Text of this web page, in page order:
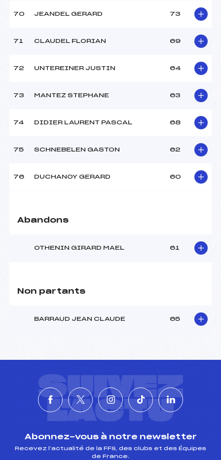
70 JEANDEL GERARD 73
71 CLAUDEL FLORIAN 69
72 UNTEREINER JUSTIN 64
73 MANTEZ STEPHANE 63
74 DIDIER LAURENT PASCAL 68
75 SCHNEBELEN GASTON 62
76 DUCHANOY GERARD 60
Abandons
OTHENIN GIRARD MAEL 61
Non partants
BARRAUD JEAN CLAUDE 65
SUIVEZ
L'ACTU
Abonnez-vous à notre newsletter
Recevez l’actualité de la FFS, des clubs et des Équipes
de France.